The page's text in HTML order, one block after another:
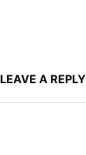
LEAVE A REPLY